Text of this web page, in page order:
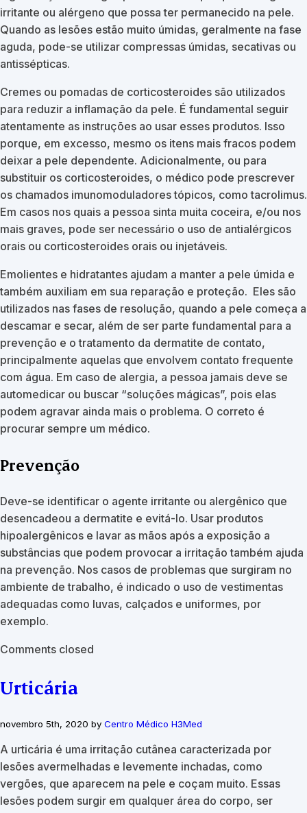
irritante ou alérgeno que possa ter permanecido na pele.
Quando as lesões estão muito úmidas, geralmente na fase
aguda, pode-se utilizar compressas úmidas, secativas ou
antissépticas.
Cremes ou pomadas de corticosteroides são utilizados
para reduzir a inflamação da pele. É fundamental seguir
atentamente as instruções ao usar esses produtos. Isso
porque, em excesso, mesmo os itens mais fracos podem
deixar a pele dependente. Adicionalmente, ou para
substituir os corticosteroides, o médico pode prescrever
os chamados imunomoduladores tópicos, como tacrolimus.
Em casos nos quais a pessoa sinta muita coceira, e/ou nos
mais graves, pode ser necessário o uso de antialérgicos
orais ou corticosteroides orais ou injetáveis.
Emolientes e hidratantes ajudam a manter a pele úmida e
também auxiliam em sua reparação e proteção. Eles são
utilizados nas fases de resolução, quando a pele começa a
descamar e secar, além de ser parte fundamental para a
prevenção e o tratamento da dermatite de contato,
principalmente aquelas que envolvem contato frequente
com água. Em caso de alergia, a pessoa jamais deve se
automedicar ou buscar “soluções mágicas”, pois elas
podem agravar ainda mais o problema. O correto é
procurar sempre um médico.
Prevenção
Deve-se identificar o agente irritante ou alergênico que
desencadeou a dermatite e evitá-lo. Usar produtos
hipoalergênicos e lavar as mãos após a exposição a
substâncias que podem provocar a irritação também ajuda
na prevenção. Nos casos de problemas que surgiram no
ambiente de trabalho, é indicado o uso de vestimentas
adequadas como luvas, calçados e uniformes, por
exemplo.
Comments closed
Urticária
novembro 5th, 2020 by Centro Médico H3Med
A urticária é uma irritação cutânea caracterizada por
lesões avermelhadas e levemente inchadas, como
vergões, que aparecem na pele e coçam muito. Essas
lesões podem surgir em qualquer área do corpo, ser